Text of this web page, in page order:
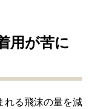
用が苦に
れる飛沫の量を減